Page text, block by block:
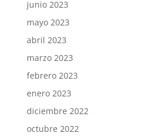
junio 2023
mayo 2023
abril 2023
marzo 2023
febrero 2023
enero 2023
diciembre 2022
octubre 2022